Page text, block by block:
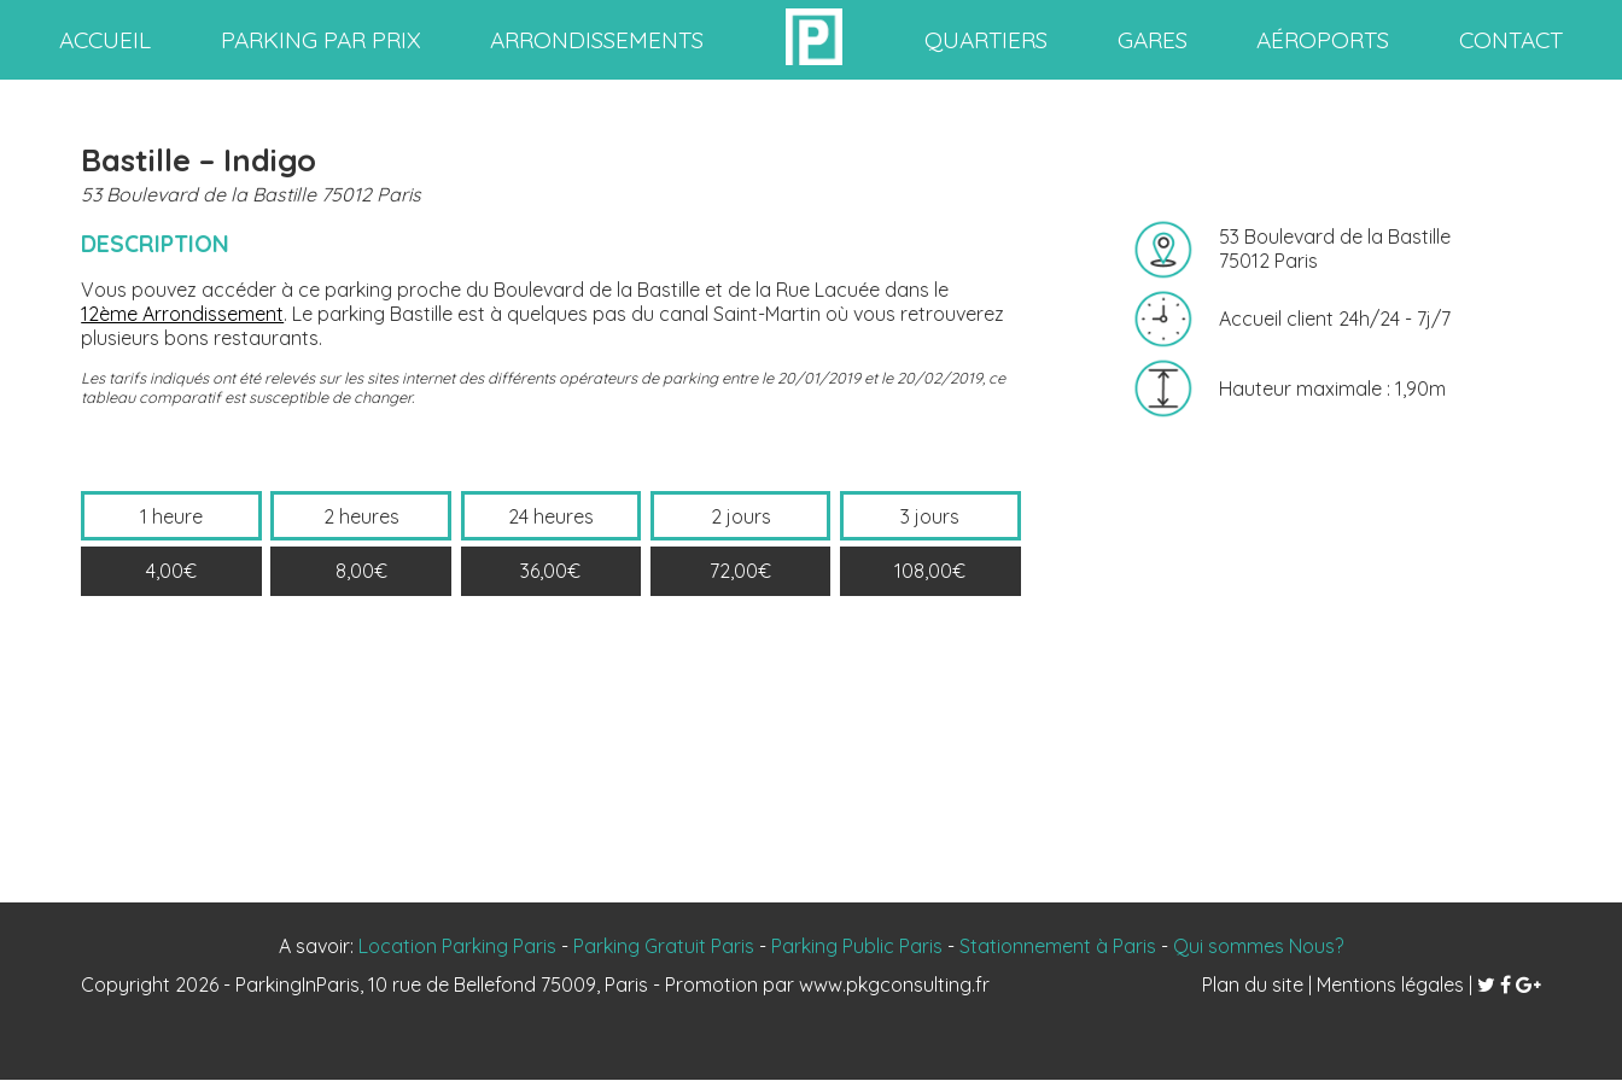
ACCUEIL PARKING PAR PRIX ARRONDISSEMENTS QUARTIERS GARES AÉROPORTS CONTACT
Bastille – Indigo
53 Boulevard de la Bastille 75012 Paris
DESCRIPTION
Vous pouvez accéder à ce parking proche du Boulevard de la Bastille et de la Rue Lacuée dans le
12ème Arrondissement. Le parking Bastille est à quelques pas du canal Saint-Martin où vous retrouverez
plusieurs bons restaurants.
Les tarifs indiqués ont été relevés sur les sites internet des différents opérateurs de parking entre le 20/01/2019 et le 20/02/2019, ce
tableau comparatif est susceptible de changer.
53 Boulevard de la Bastille
75012 Paris
Accueil client 24h/24 - 7j/7
Hauteur maximale : 1,90m
1 heure
4,00€
2 heures
8,00€
24 heures
36,00€
2 jours
72,00€
3 jours
108,00€
A savoir: Location Parking Paris - Parking Gratuit Paris - Parking Public Paris - Stationnement à Paris - Qui sommes Nous?
Copyright 2026 - ParkingInParis, 10 rue de Bellefond 75009, Paris - Promotion parwww.pkgconsulting.fr Plan du site| Mentions légales